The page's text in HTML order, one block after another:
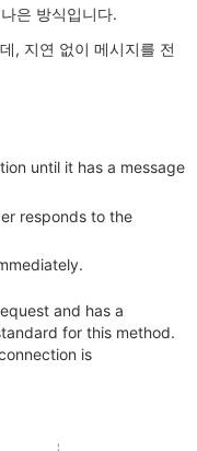
은 방식입니다.
, 지연 없이 메시지를 전
until it has a message
responds to the
and has a
for this method.
is